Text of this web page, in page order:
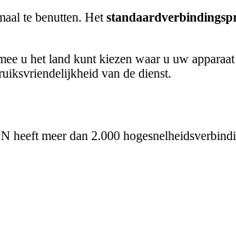
te benutten. Het
u het land kunt kiezen waar u uw
van de dienst.
heeft meer dan 2.000